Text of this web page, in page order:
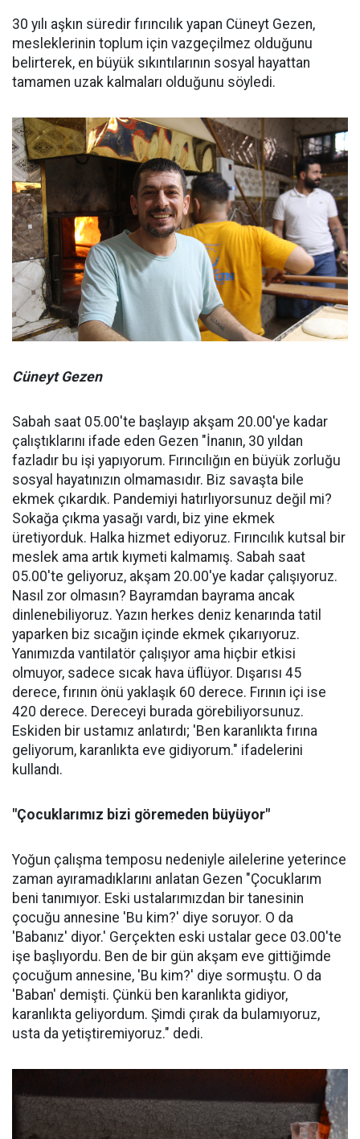
30 yılı aşkın süredir fırıncılık yapan Cüneyt Gezen,
mesleklerinin toplum için vazgeçilmez olduğunu
belirterek, en büyük sıkıntılarının sosyal hayattan
tamamen uzak kalmaları olduğunu söyledi.
Cüneyt Gezen
Sabah saat 05.00'te başlayıp akşam 20.00'ye kadar
çalıştıklarını ifade eden Gezen "İnanın, 30 yıldan
fazladır bu işi yapıyorum. Fırıncılığın en büyük zorluğu
sosyal hayatınızın olmamasıdır. Biz savaşta bile
ekmek çıkardık. Pandemiyi hatırlıyorsunuz değil mi?
Sokağa çıkma yasağı vardı, biz yine ekmek
üretiyorduk. Halka hizmet ediyoruz. Fırıncılık kutsal bir
meslek ama artık kıymeti kalmamış. Sabah saat
05.00'te geliyoruz, akşam 20.00'ye kadar çalışıyoruz.
Nasıl zor olmasın? Bayramdan bayrama ancak
dinlenebiliyoruz. Yazın herkes deniz kenarında tatil
yaparken biz sıcağın içinde ekmek çıkarıyoruz.
Yanımızda vantilatör çalışıyor ama hiçbir etkisi
olmuyor, sadece sıcak hava üflüyor. Dışarısı 45
derece, fırının önü yaklaşık 60 derece. Fırının içi ise
420 derece. Dereceyi burada görebiliyorsunuz.
Eskiden bir ustamız anlatırdı; 'Ben karanlıkta fırına
geliyorum, karanlıkta eve gidiyorum." ifadelerini
kullandı.
"Çocuklarımız bizi göremeden büyüyor"
Yoğun çalışma temposu nedeniyle ailelerine yeterince
zaman ayıramadıklarını anlatan Gezen "Çocuklarım
beni tanımıyor. Eski ustalarımızdan bir tanesinin
çocuğu annesine 'Bu kim?' diye soruyor. O da
'Babanız' diyor.' Gerçekten eski ustalar gece 03.00'te
işe başlıyordu. Ben de bir gün akşam eve gittiğimde
çocuğum annesine, 'Bu kim?' diye sormuştu. O da
'Baban' demişti. Çünkü ben karanlıkta gidiyor,
karanlıkta geliyordum. Şimdi çırak da bulamıyoruz,
usta da yetiştiremiyoruz." dedi.